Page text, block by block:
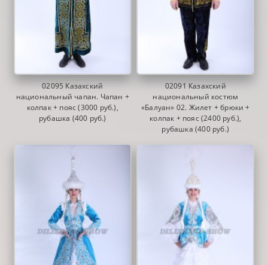
02095 Казахский
национальный чапан. Чапан +
колпак + пояс (3000 руб.),
рубашка (400 руб.)
02091 Казахский
национальный костюм
«Балуан» 02. Жилет + брюки +
колпак + пояс (2400 руб.),
рубашка (400 руб.)